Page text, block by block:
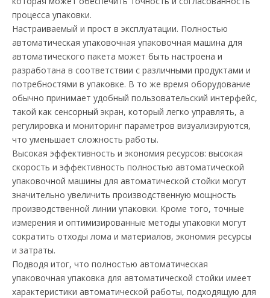
процесса упаковки.
Настраиваемый и прост в эксплуатации. Полностью
автоматическая упаковочная упаковочная машина для
автоматического пакета может быть настроена и
разработана в соответствии с различными продуктами и
потребностями в упаковке. В то же время оборудование
обычно принимает удобный пользовательский интерфейс,
такой как сенсорный экран, который легко управлять, а
регулировка и мониторинг параметров визуализируются,
что уменьшает сложность работы.
Высокая эффективность и экономия ресурсов: высокая
скорость и эффективность полностью автоматической
упаковочной машины для автоматической стойки могут
значительно увеличить производственную мощность
производственной линии упаковки. Кроме того, точные
измерения и оптимизированные методы упаковки могут
сократить отходы лома и материалов, экономия ресурсы
и затраты.
Подводя итог, что полностью автоматическая
упаковочная упаковка для автоматической стойки имеет
характеристики автоматической работы, подходящую для